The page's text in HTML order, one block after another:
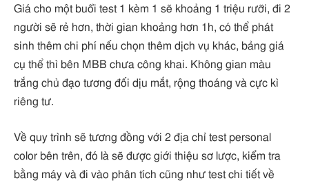
Giá cho một buổi test 1 kèm 1 sẽ khoảng 1 triệu rưỡi, đi 2
người sẽ rẻ hơn, thời gian khoảng hơn 1h, có thể phát
sinh thêm chi phí nếu chọn thêm dịch vụ khác, bảng giá
cụ thể thì bên MBB chưa công khai. Không gian màu
trắng chủ đạo tương đối dịu mắt, rộng thoáng và cực kì
riêng tư.
Về quy trình sẽ tương đồng với 2 địa chỉ test personal
color bên trên, đó là sẽ được giới thiệu sơ lược, kiểm tra
bằng máy và đi vào phân tích cũng như test chi tiết về